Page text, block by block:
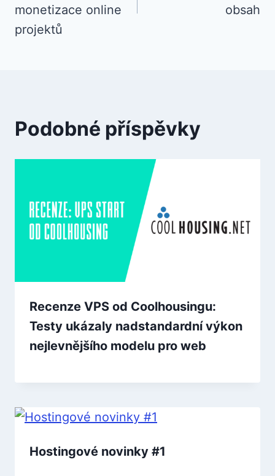
příspěvek
monetizace online
projektů
obsah
Podobné příspěvky
Recenze VPS od Coolhousingu:
Testy ukázaly nadstandardní výkon
nejlevnějšího modelu pro web
Hostingové novinky #1